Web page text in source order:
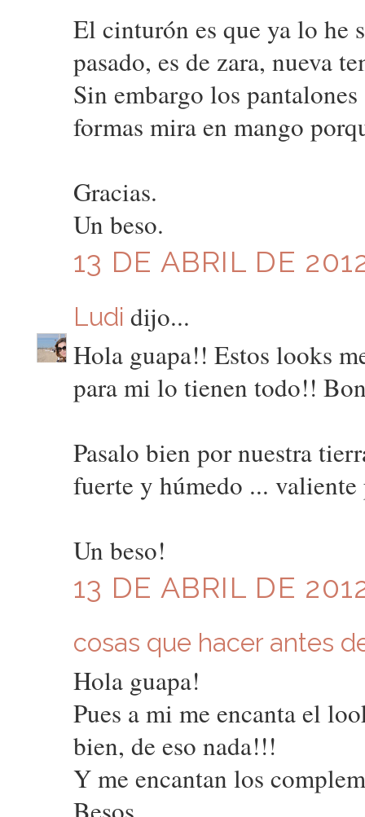
El cinturón es que ya lo he
pasado, es de zara, nueva
Sin embargo los pantalones
formas mira en mango
Gracias.
Un beso.
13 DE ABRIL DE
Ludi dijo...
Hola guapa!! Estos looks
para mi lo tienen todo!!
Pasalo bien por nuestra
fuerte y húmedo ...
Un beso!
13 DE ABRIL DE
cosas que hacer antes
Hola guapa!
Pues a mi me encanta el
bien, de eso nada!!!
Y me encantan los